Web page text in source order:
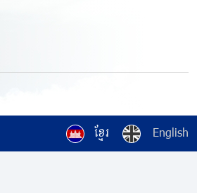
ខ្មែរ English